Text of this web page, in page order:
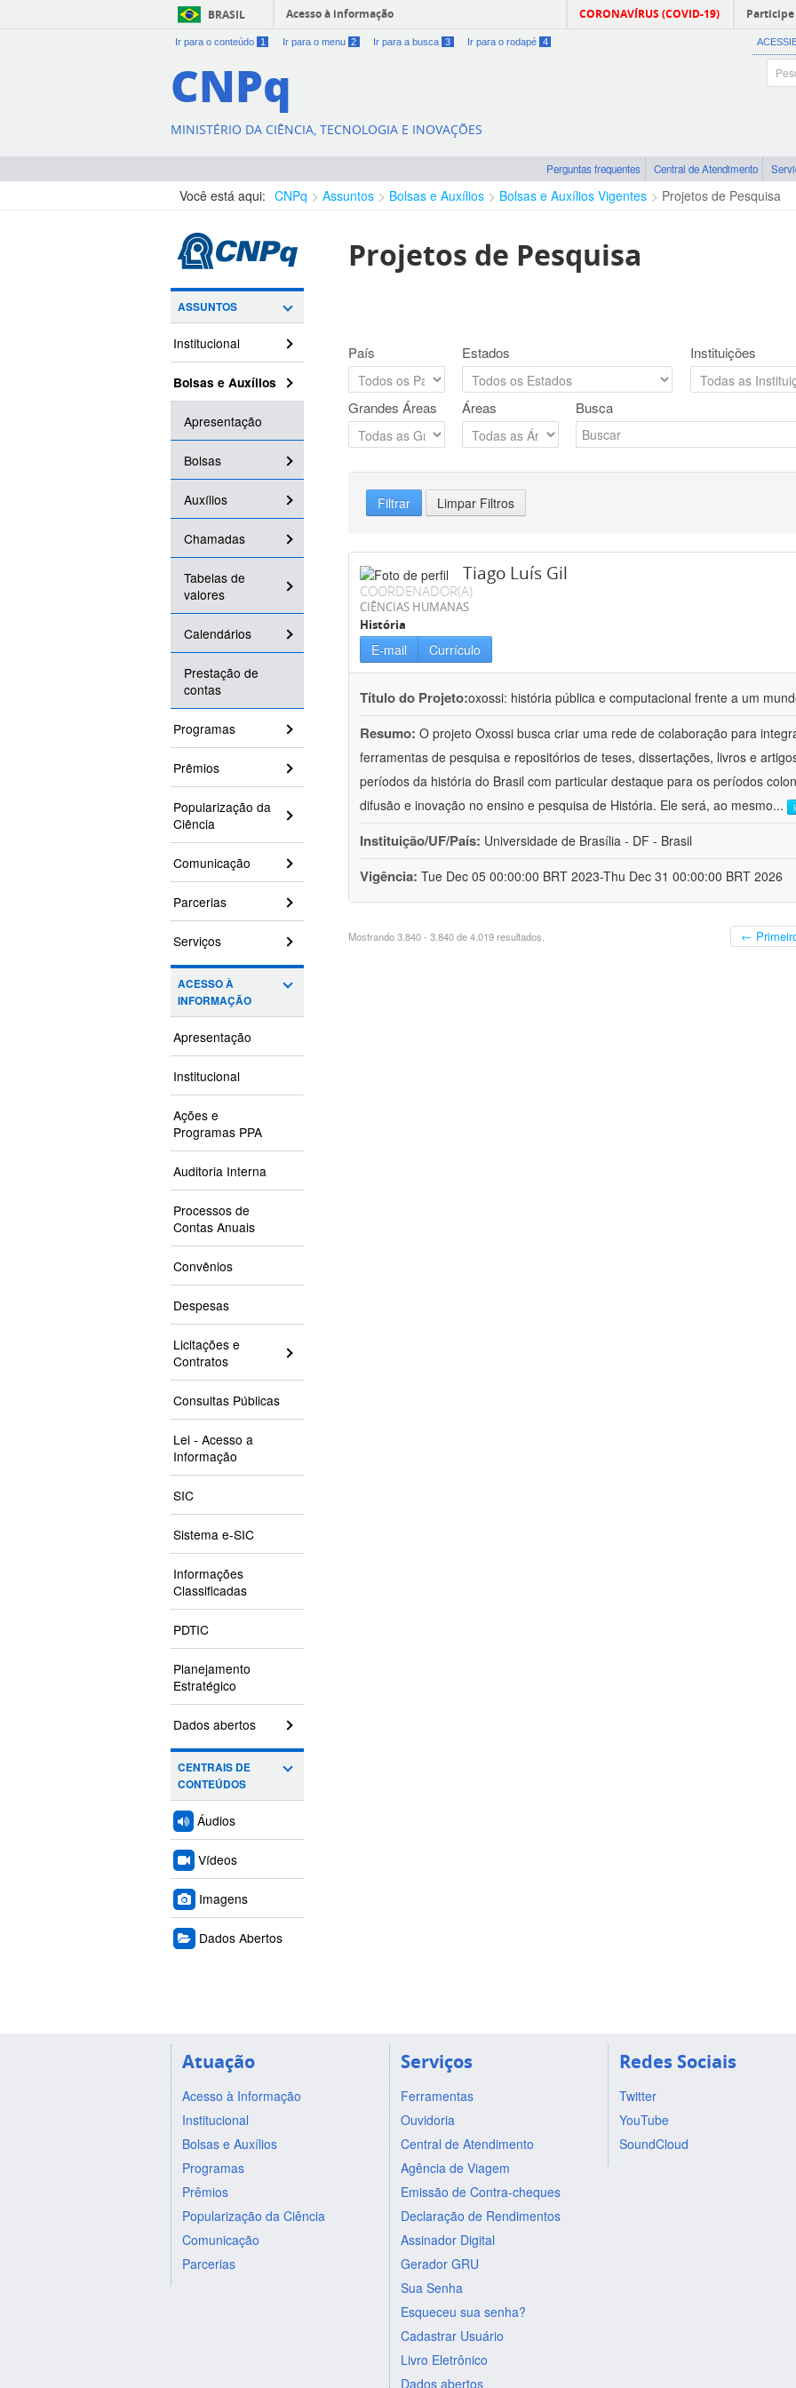
BRASIL Acesso à informação CORONAVÍRUS (COVID-19) Participe
Ir para o conteúdo 1 Ir para o menu 2 Ir para a busca 3 Ir para o rodapé 4
CNPq
MINISTÉRIO DA CIÊNCIA, TECNOLOGIA E INOVAÇÕES
Perguntas frequentes Central de Atendimento
Você está aqui: CNPq Assuntos Bolsas e Auxílios Bolsas e Auxílios Vigentes Projetos de Pesquisa
ASSUNTOS
Institucional
Bolsas e Auxílios
Apresentação
Bolsas
Auxílios
Chamadas
Tabelas de
valores
Calendários
Prestação de
contas
Programas
Prêmios
Popularização da
Ciência
Comunicação
Parcerias
Serviços
ACESSO À
INFORMAÇÃO
Apresentação
Institucional
Ações e
Programas PPA
Auditoria Interna
Processos de
Contas Anuais
Convênios
Despesas
Licitações e
Contratos
Consultas Públicas
Lei - Acesso a
Informação
SIC
Sistema e-SIC
Informações
Classificadas
PDTIC
Planejamento
Estratégico
Dados abertos
CENTRAIS DE
CONTEÚDOS
Áudios
Vídeos
Imagens
Dados Abertos
Projetos de Pesquisa
País Estados Instituições
Grandes Áreas Áreas Busca
Filtrar Limpar Filtros
Tiago Luís Gil
COORDENADOR(A)
CIÊNCIAS HUMANAS
História
E-mail Currículo
Título do Projeto:oxossi: história pública e computacional frente a um
Resumo: O projeto Oxossi busca criar uma rede de colaboração para
ferramentas de pesquisa e repositórios de teses, dissertações, livros e
períodos da história do Brasil com particular destaque para os períodos
difusão e inovação no ensino e pesquisa de História. Ele será, ao mesmo...
Instituição/UF/País: Universidade de Brasília - DF - Brasil
Vigência: Tue Dec 05 00:00:00 BRT 2023-Thu Dec 31 00:00:00 BRT 2026
Mostrando 3.840 - 3.840 de 4.019 resultados. ←
Atuação
Acesso à Informação
Institucional
Bolsas e Auxílios
Programas
Prêmios
Popularização da Ciência
Comunicação
Parcerias
Serviços
Ferramentas
Ouvidoria
Central de Atendimento
Agência de Viagem
Emissão de Contra-cheques
Declaração de Rendimentos
Assinador Digital
Gerador GRU
Sua Senha
Esqueceu sua senha?
Cadastrar Usuário
Livro Eletrônico
Dados abertos
Redes Sociais
Twitter
YouTube
SoundCloud